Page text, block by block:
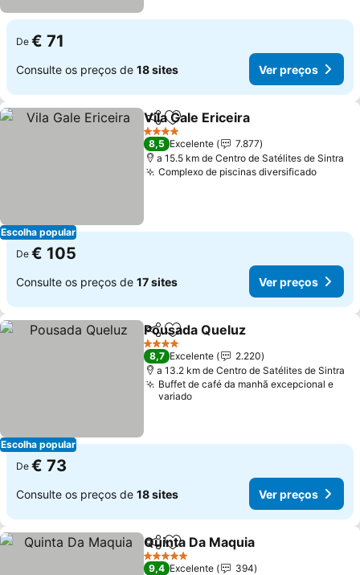
De € 71
Consulte os preços de 18 sites Ver preços
Escolha popular
PartilharAdicionar aos favoritos
Vila Gale Ericeira
4 Estrelas
8,5 Excelente
7.877
a 15.5 km de Centro de Satélites de Sintra
Complexo de piscinas diversificado
De € 105
Consulte os preços de 17 sites Ver preços
Escolha popular
PartilharAdicionar aos favoritos
Pousada Queluz
4 Estrelas
8,7 Excelente
2.220
a 13.2 km de Centro de Satélites de Sintra
Buffet de café da manhã excepcional e
variado
De € 73
Consulte os preços de 18 sites Ver preços
PartilharAdicionar aos favoritos
Quinta Da Maquia
5 Estrelas
9,4 Excelente
394